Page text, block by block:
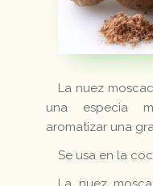
La nuez
una especia
aromatizar una
Se usa en la